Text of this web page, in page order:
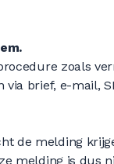
zoals
brief, e-mail,
de melding
melding is dus